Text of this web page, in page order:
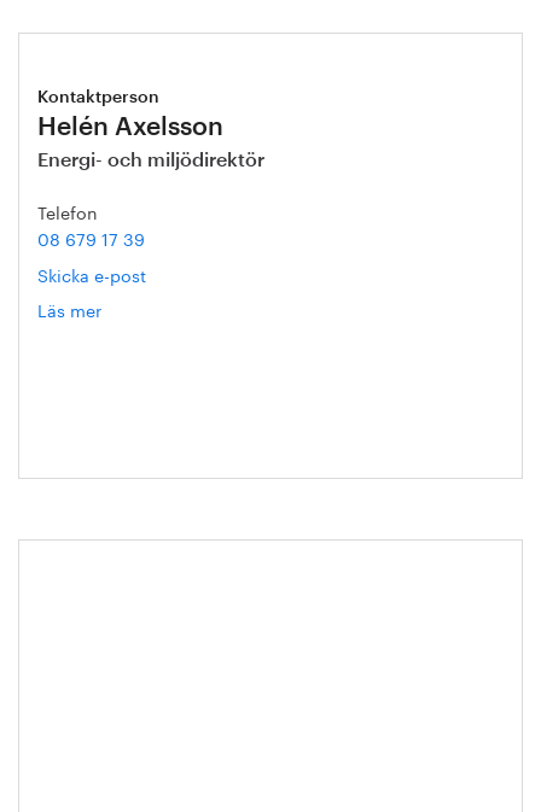
Kontaktperson
Helén Axelsson
Energi- och miljödirektör
Telefon
08 679 17 39
Skicka e-post
Läs mer